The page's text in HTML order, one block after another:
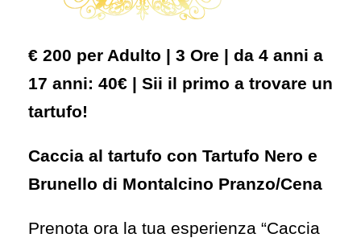
€ 200 per Adulto | 3 Ore | da 4 anni a
17 anni: 40€ | Sii il primo a trovare un
tartufo!
Caccia al tartufo con Tartufo Nero e
Brunello di Montalcino Pranzo/Cena
Prenota ora la tua esperienza “Caccia